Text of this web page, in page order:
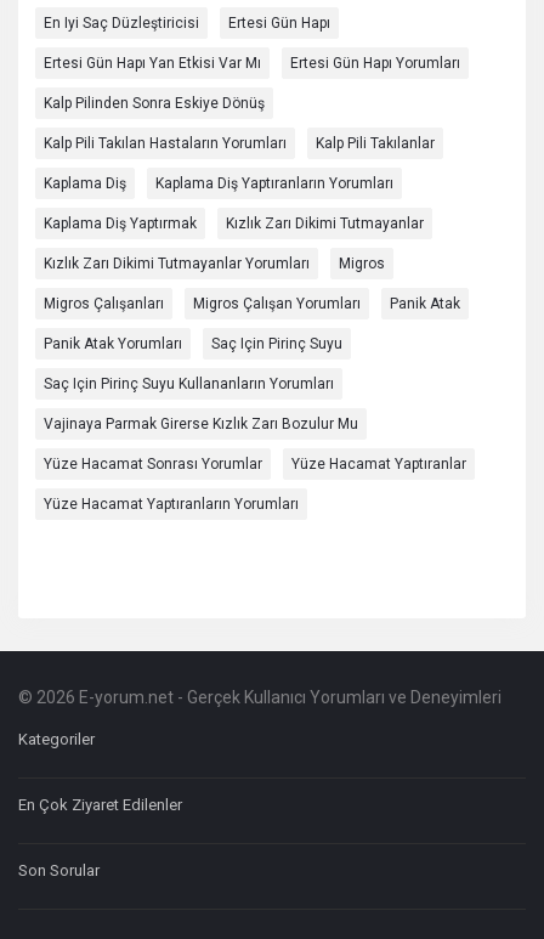
En Iyi Saç Düzleştiricisi Ertesi Gün Hapı
Ertesi Gün Hapı Yan Etkisi Var Mı Ertesi Gün Hapı Yorumları
Kalp Pilinden Sonra Eskiye Dönüş
Kalp Pili Takılan Hastaların Yorumları Kalp Pili Takılanlar
Kaplama Diş Kaplama Diş Yaptıranların Yorumları
Kaplama Diş Yaptırmak Kızlık Zarı Dikimi Tutmayanlar
Kızlık Zarı Dikimi Tutmayanlar Yorumları Migros
Migros Çalışanları Migros Çalışan Yorumları Panik Atak
Panik Atak Yorumları Saç Için Pirinç Suyu
Saç Için Pirinç Suyu Kullananların Yorumları
Vajinaya Parmak Girerse Kızlık Zarı Bozulur Mu
Yüze Hacamat Sonrası Yorumlar Yüze Hacamat Yaptıranlar
Yüze Hacamat Yaptıranların Yorumları
Footer
Hakkında
© 2026 E-yorum.net - Gerçek Kullanıcı Yorumları ve Deneyimleri
Kategoriler
En Çok Ziyaret Edilenler
Son Sorular